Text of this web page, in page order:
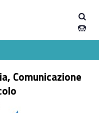
Comunicazione
secondario